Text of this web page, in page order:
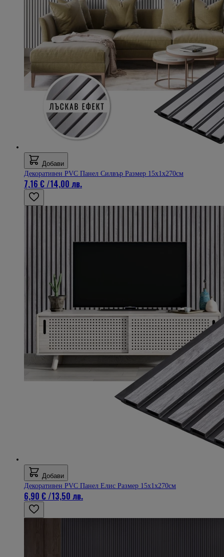
Добави
Декоративен PVC Панел Силвър Размер 15х1х270см
7,16 €/14,00 лв.
Добави
Декоративен PVC Панел Елис Размер 15х1х270см
6,90 €/13,50 лв.